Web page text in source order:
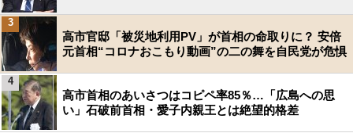
高市官邸「被災地利用PV」が首相の命取りに？ 安倍
元首相“コロナおこもり動画”の二の舞を自民党が危惧
3
高市首相のあいさつはコピペ率85％…「広島への思
い」石破前首相・愛子内親王とは絶望的格差
4